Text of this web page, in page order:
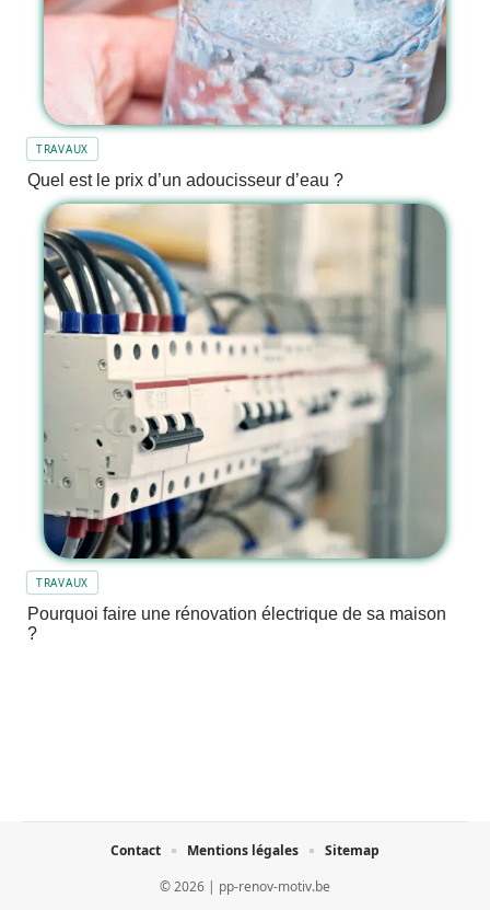
TRAVAUX
Quel est le prix d’un adoucisseur d’eau ?
TRAVAUX
Pourquoi faire une rénovation électrique de sa maison
?
© 2026 | pp-renov-motiv.be
Contact Mentions légales Sitemap